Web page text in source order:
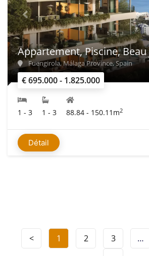
€ 695.000 - 1.825.000
Appartement, Piscine,
Fuengirola, Málaga Province, Spain
1 - 3 1 - 3 88.84 - 150.11m2
Détail
< 1 2 3 …